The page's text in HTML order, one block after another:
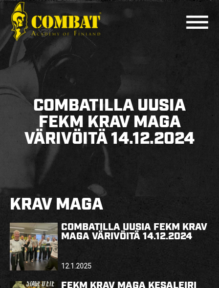
COMBAT ACADEMY
AJANKOHTAISTA
LAJIT
PERUSKURSSIT
MUUT KURSSIT
KOULUTTAJAT
HARJOITUSAJAT
HARJOITUSMAKSUT
YRITYSKURSSIT – YKSITYISTUNNIT
VERKKOKAUPPA
COMBATILLA UUSIA
FEKM KRAV MAGA
VÄRIVÖITÄ 14.12.2024
KRAV MAGA
COMBATILLA UUSIA FEKM KRAV
MAGA VÄRIVÖITÄ 14.12.2024
12.1.2025
FEKM KRAV MAGA KESÄLEIRI